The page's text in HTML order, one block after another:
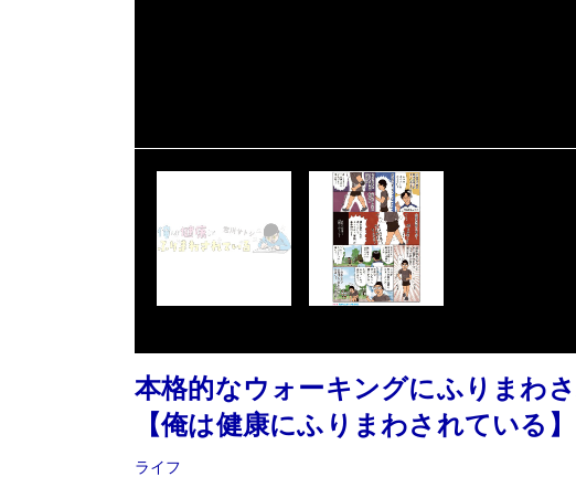
本格的なウォーキングにふりまわ
【俺は健康にふりまわされている】
ライフ